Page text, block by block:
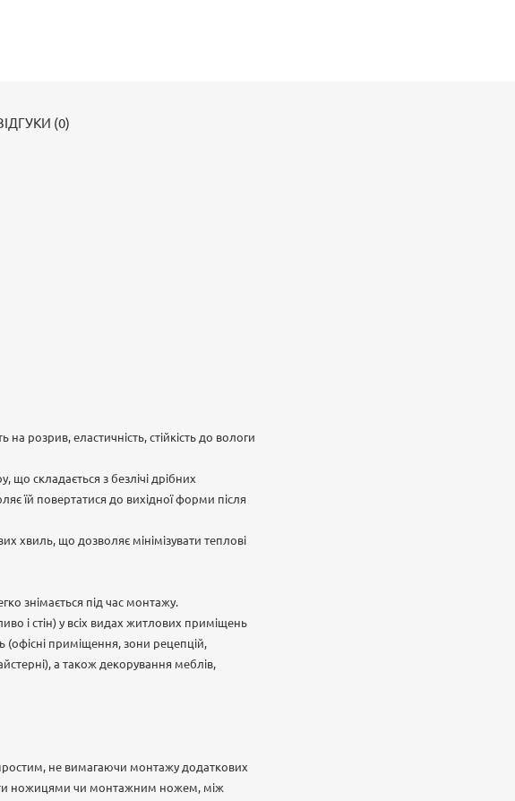
(0)
розрив, еластичність, стійкість до вологи
що складається з безлічі дрібних
їй повертатися до вихідної форми після
хвиль, що дозволяє мінімізувати теплові
знімається під час монтажу.
і стін) у всіх видах житлових приміщень
(офісні приміщення, зони рецепцій,
а також декорування меблів,
не вимагаючи монтажу додаткових
ножицями чи монтажним ножем, між